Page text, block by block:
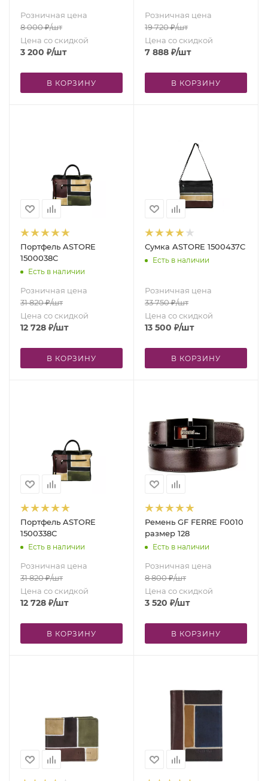
Розничная цена
8 000₽/шт
Цена со скидкой
3 200 ₽/шт
В КОРЗИНУ
Розничная цена
19 720₽/шт
Цена со скидкой
7 888 ₽/шт
В КОРЗИНУ
Портфель ASTORE
1500038C
Есть в наличии
Розничная цена
31 820₽/шт
Цена со скидкой
12 728 ₽/шт
В КОРЗИНУ
Сумка ASTORE 1500437C
Есть в наличии
Розничная цена
33 750₽/шт
Цена со скидкой
13 500 ₽/шт
В КОРЗИНУ
Портфель ASTORE
1500338C
Есть в наличии
Розничная цена
31 820₽/шт
Цена со скидкой
12 728 ₽/шт
В КОРЗИНУ
Ремень GF FERRE F0010
размер 128
Есть в наличии
Розничная цена
8 800₽/шт
Цена со скидкой
3 520 ₽/шт
В КОРЗИНУ